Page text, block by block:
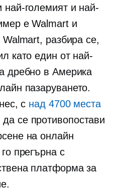
големият и най-
е Walmart и
разбира се,
като един от най-
дребно в Америка
пазаруването.
с над 4700 места
се противопостави
на онлайн
прегърна с
платформа за